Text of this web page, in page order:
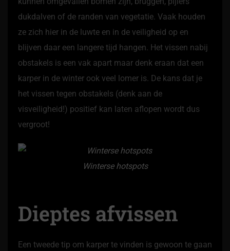
dukdalven of de randen van vegetatie. Vaak houden
ze zich hier in de luwte en in de veiligheid op en
blijven daar een langere tijd hangen. Het vissen nabij
obstakels is een vak apart maar denk eraan dat een
karper in de winter ook veel lomer is. De kans dat je
het vissen tegen obstakels (denk aan de
visveiligheid!) positief kan laten aflopen wordt dus
vergroot!
Winterse hotspots
Dieptes afvissen
Een tweede tip om karper te vinden is gewoon te gaan